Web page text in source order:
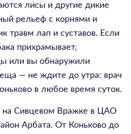
лисы и другие дикие
рельеф с корнями и
травм лап и суставов. Если
прихрамывает,
или вы обнаружили
— не ждите до утра: врач
в любое время суток.
на Сивцевом Вражке в ЦАО
Арбата. От Коньково до